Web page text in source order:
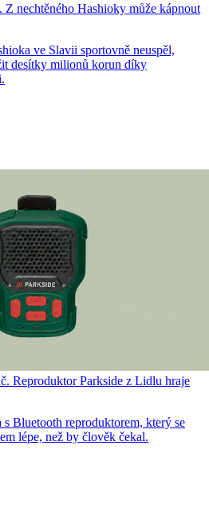
nechtěného Hashioky může kápnout
ve Slavii sportovně neuspěl,
desítky milionů korun díky
Reproduktor Parkside z Lidlu hraje
Bluetooth reproduktorem, který se
lépe, než by člověk čekal.